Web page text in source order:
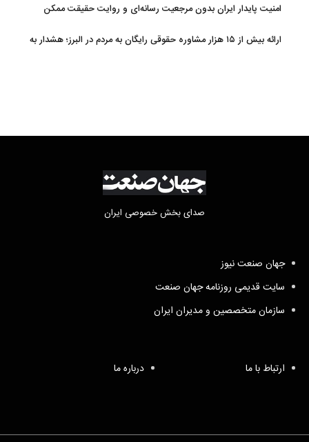
امنیت پایدار ایران بدون مرجعیت رسانه‌ای و روایت حقیقت ممکن
ارائه بیش از ۱۵ هزار مشاوره حقوقی رایگان به مردم در البرز؛ هشدار به
صدای بخش خصوصی ایران
جهان صنعت نیوز
سایت قدیمی روزنامه جهان صنعت
سازمان متخصصین و مدیران ایران
ارتباط با ما درباره ما